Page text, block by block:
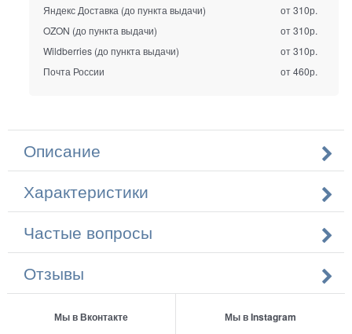
Яндекс Доставка (до пункта выдачи)
от 310р.
OZON (до пункта выдачи)
от 310р.
Wildberries (до пункта выдачи)
от 310р.
Почта России
от 460р.
Описание
Характеристики
Частые вопросы
Отзывы
Мы в Вконтакте Мы в Instagram